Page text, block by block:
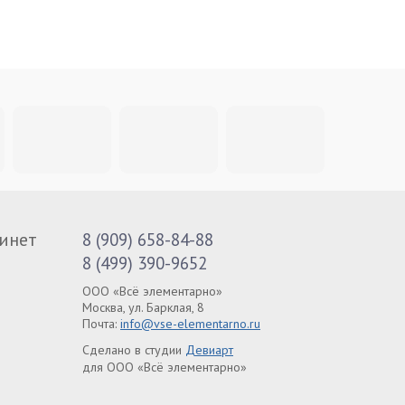
8 (909) 658-84-88
8 (499) 390-9652
ООО «Всё элементарно»
Москва, ул. Барклая, 8
Почта: info@vse-elementarno.ru
Сделано в студии Девиарт
для ООО «Всё элементарно»